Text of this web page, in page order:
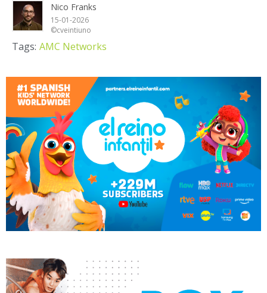
Nico Franks
15-01-2026
©cveintiuno
Tags: AMC Networks